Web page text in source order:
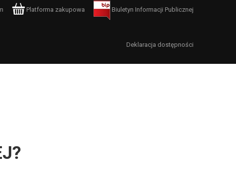
Platforma zakupowa Biuletyn Informacji Publicznej
Deklaracja dostępności